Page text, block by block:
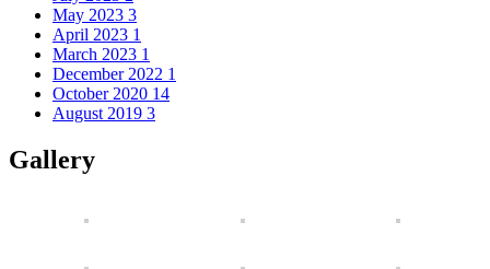
May 2023 3
April 2023 1
March 2023 1
December 2022 1
October 2020 14
August 2019 3
Gallery